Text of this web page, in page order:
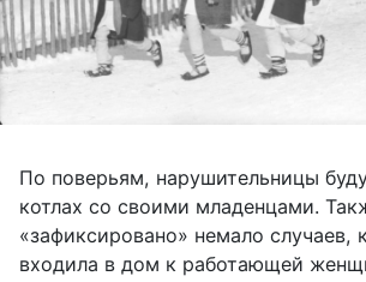
По поверьям, нарушительницы
котлах со своими младенцами.
«зафиксировано» немало случаев,
входила в дом к работающей